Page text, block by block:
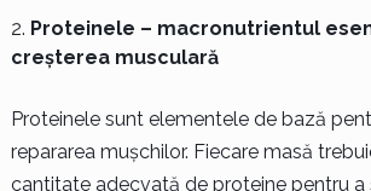
Proteinele – macronutrientul
creșterea musculară
Proteinele sunt elementele de bază
repararea mușchilor. Fiecare masă
cantitate adecvată de proteine pentru a